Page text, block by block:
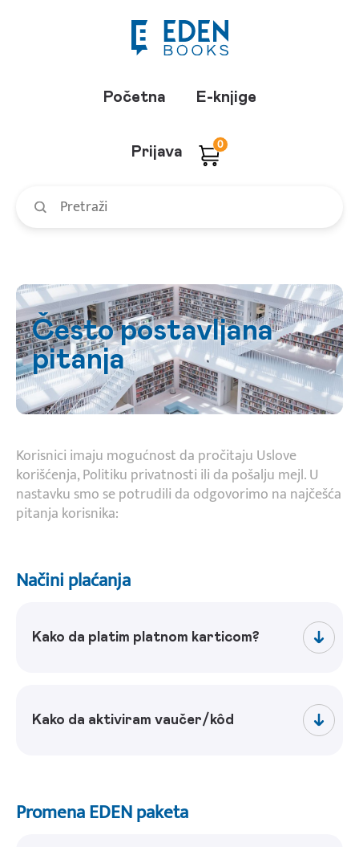
Početna E-knjige
Prijava 0
Često postavljana
pitanja
Korisnici imaju mogućnost da pročitaju Uslove
korišćenja, Politiku privatnosti ili da pošalju mejl. U
nastavku smo se potrudili da odgovorimo na najčešća
pitanja korisnika:
Načini plaćanja
Kako da platim platnom karticom?
Kako da aktiviram vaučer/kôd
Promena EDEN paketa